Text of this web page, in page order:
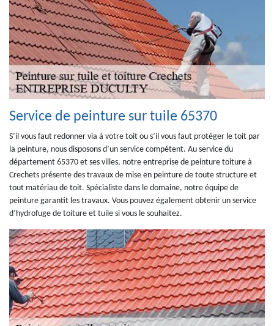
Service de peinture sur tuile 65370
S’il vous faut redonner via à votre toit ou s’il vous faut protéger le toit par
la peinture, nous disposons d’un service compétent. Au service du
département 65370 et ses villes, notre entreprise de peinture toiture à
Crechets présente des travaux de mise en peinture de toute structure et
tout matériau de toit. Spécialiste dans le domaine, notre équipe de
peinture garantit les travaux. Vous pouvez également obtenir un service
d’hydrofuge de toiture et tuile si vous le souhaitez.